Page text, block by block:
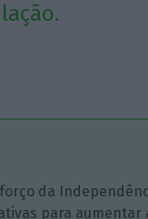
da
para aumentar